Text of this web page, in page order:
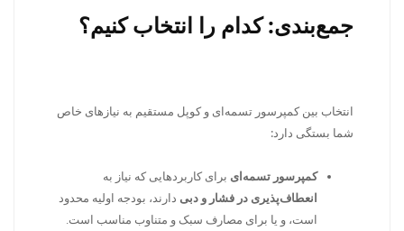
جمع‌بندی: کدام را انتخاب کنیم؟
انتخاب بین کمپرسور تسمه‌ای و کوپل مستقیم به نیازهای خاص
شما بستگی دارد:
کمپرسور تسمه‌ای برای کاربردهایی که نیاز به
انعطاف‌پذیری در فشار و دبی دارند، بودجه اولیه محدود
است، و یا برای مصارف سبک و متناوب مناسب است.